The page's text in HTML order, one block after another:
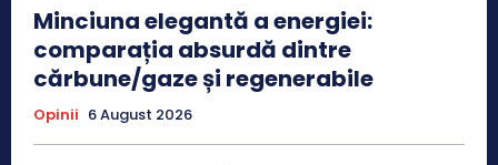
Minciuna elegantă a energiei:
comparația absurdă dintre
cărbune/gaze și regenerabile
Opinii 6 August 2026